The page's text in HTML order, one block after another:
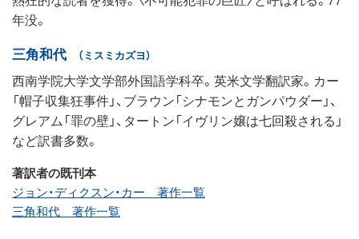
年没。
三角和代 （ミスミカズヨ）
西南学院大学文学部外国語学科卒。英米文学翻訳家。カー
「帽子収集狂事件」、ブラウン「シナモンとガンパウダー」、
グレアム「罪の壁」、タートン「イヴリン嬢は七回殺される」
など訳書多数。
著訳者の既刊本
ジョン・ディクスン・カー 著作一覧
三角和代 著作一覧